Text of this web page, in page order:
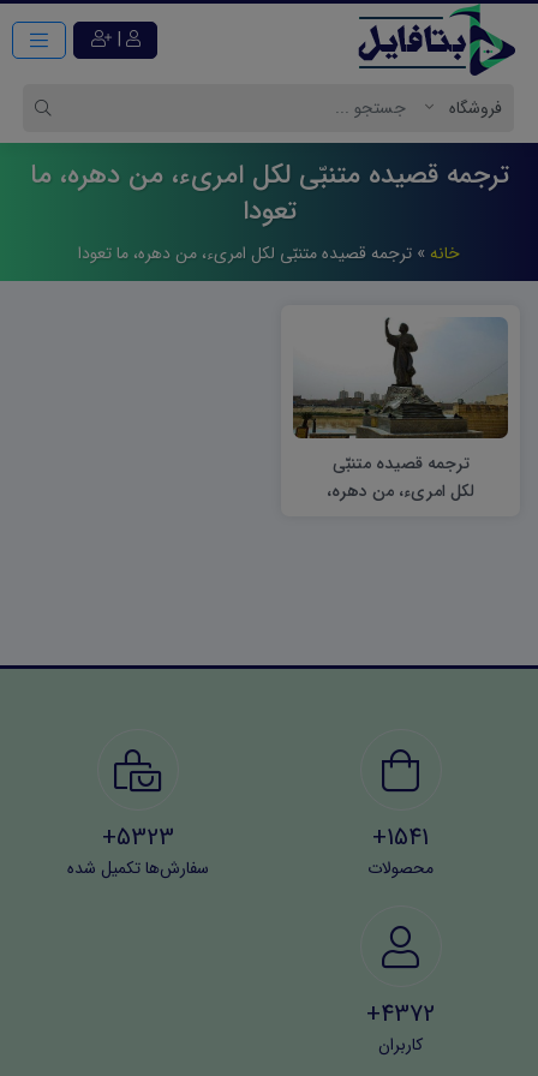
|
ترجمه قصیده متنبّی لكل امرىء، من دهره، ما
تعودا
خانه » ترجمه قصیده متنبّی لكل امرىء، من دهره، ما تعودا
ترجمه قصیده متنبّی
لکل امرىء، من دهره،
1541+
محصولات
5323+
سفارش‌ها تکمیل شده
4372+
کاربران